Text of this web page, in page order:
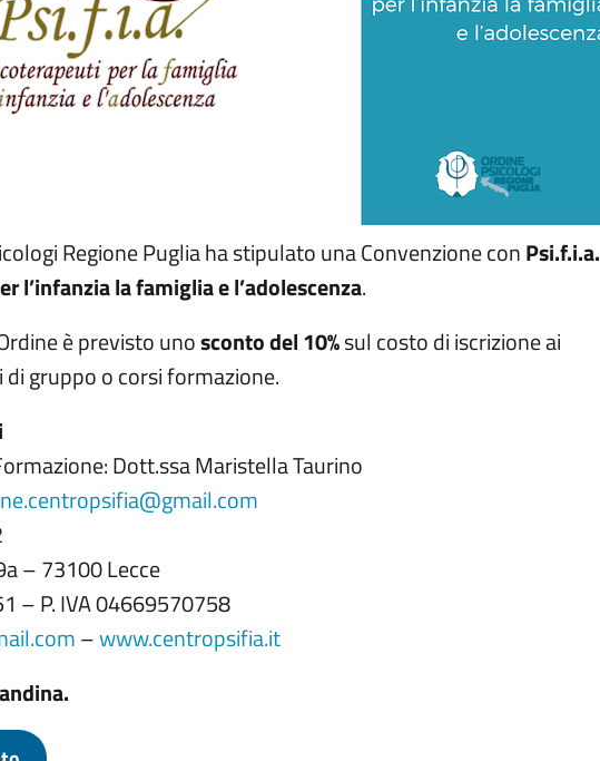
Regione Puglia ha stipulato una Convenzione conPsi.f.i.a.
l’infanzia la famiglia e l’adolescenza.
è previsto unosconto del 10%sul costo di iscrizione ai
gruppo o corsi formazione.
Dott.ssa Maristella Taurino
– 73100 Lecce
– P. IVA 04669570758
–www.centropsifia.it